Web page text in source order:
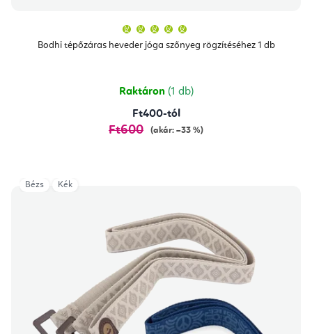
Bodhi tépőzáras heveder jóga szőnyeg rögzítéséhez 1 db
átlagos
értékelése
csillag.
Raktáron (1 db)
Ft400-tól
Ft600 (akár: –33 %)
Bézs Kék